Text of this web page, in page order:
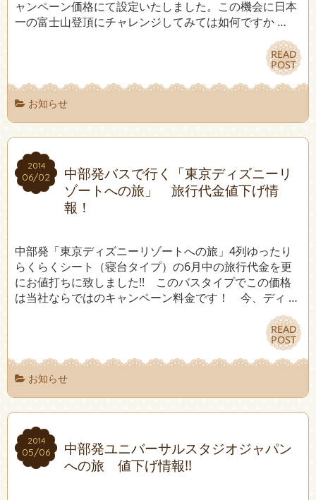
ャンペーン価格にて設定いたしました。この機会に日本
一の富士山登頂にチャレンジしてみては如何ですか …
READ
POST
READ
POST
お知らせ
2014
06/02
2014
06/02
中部発バスで行く「東京ディズニーリ
ゾートへの旅」 旅行代金値下げ情
報！
中部発「東京ディズニーリゾートへの旅」4列ゆったり
らくらくシート（寝台タイプ）の6月中の旅行代金を更
にお値打ちに致しました!! このバスタイプでこの価格
は当社ならではのキャンペーン料金です！ 今、ディ …
READ
POST
READ
POST
お知らせ
2014
05/06
2014
05/06
中部発ユニバーサルスタジオジャパン
への旅 値下げ情報!!